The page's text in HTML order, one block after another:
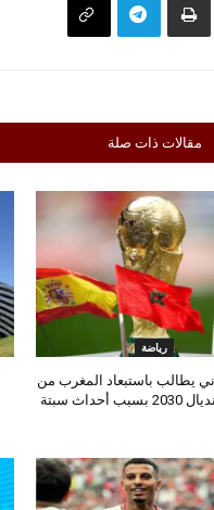
مقالات ذات صلة
رياضة
يطالب باستبعاد المغرب من
أحداث سبتة